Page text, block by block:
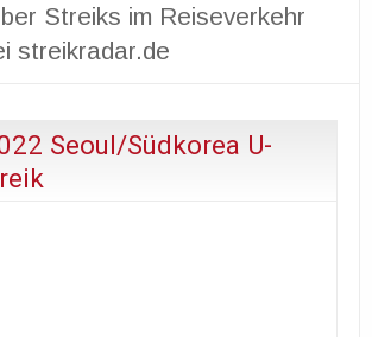
Streiks im Reiseverkehr
streikradar.de
Seoul/Südkorea U-